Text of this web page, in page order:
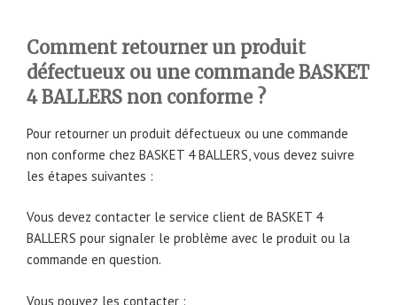
Comment retourner un produit
défectueux ou une commande BASKET
4 BALLERS non conforme ?
Pour retourner un produit défectueux ou une commande
non conforme chez BASKET 4 BALLERS, vous devez suivre
les étapes suivantes :
Vous devez contacter le service client de BASKET 4
BALLERS pour signaler le problème avec le produit ou la
commande en question.
Vous pouvez les contacter :